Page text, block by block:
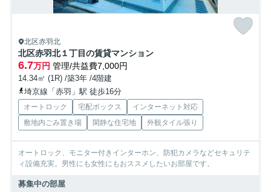
北区赤羽北
北区赤羽北１丁目の賃貸マンション
6.7万円 管理/共益費7,000円
14.34㎡ (1R) /築3年 /4階建
埼京線「赤羽」駅 徒歩16分
オートロック 宅配ボックス
インターネット対応
敷地内ごみ置き場
閑静な住宅地 外観タイル張り
オートロック、モニター付きインターホン、防犯カメラなどセキュリテ
ィ設備充実。男性にも女性にもおススメしたいお部屋です。
募集中の部屋